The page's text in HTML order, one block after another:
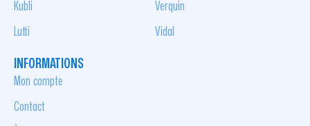
Kubli
Lutti
Verquin
Vidal
INFORMATIONS
Mon compte
Contact